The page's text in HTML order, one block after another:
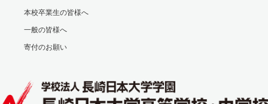
本校卒業生の皆様へ
一般の皆様へ
寄付のお願い